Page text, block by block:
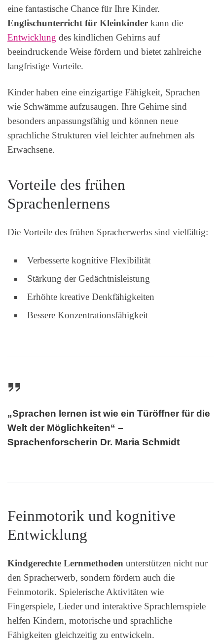
eine fantastische Chance für Ihre Kinder.
Englischunterricht für Kleinkinder kann die
Entwicklung des kindlichen Gehirns auf
beeindruckende Weise fördern und bietet zahlreiche
langfristige Vorteile.
Kinder haben eine einzigartige Fähigkeit, Sprachen
wie Schwämme aufzusaugen. Ihre Gehirne sind
besonders anpassungsfähig und können neue
sprachliche Strukturen viel leichter aufnehmen als
Erwachsene.
Vorteile des frühen
Sprachenlernens
Die Vorteile des frühen Spracherwerbs sind vielfältig:
Verbesserte kognitive Flexibilität
Stärkung der Gedächtnisleistung
Erhöhte kreative Denkfähigkeiten
Bessere Konzentrationsfähigkeit
„Sprachen lernen ist wie ein Türöffner für die
Welt der Möglichkeiten“ –
Sprachenforscherin Dr. Maria Schmidt
Feinmotorik und kognitive
Entwicklung
Kindgerechte Lernmethoden unterstützen nicht nur
den Spracherwerb, sondern fördern auch die
Feinmotorik. Spielerische Aktivitäten wie
Fingerspiele, Lieder und interaktive Sprachlernspiele
helfen Kindern, motorische und sprachliche
Fähigkeiten gleichzeitig zu entwickeln.